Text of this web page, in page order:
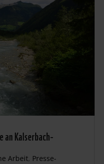
Kalserbach-
Arbeit, Presse-